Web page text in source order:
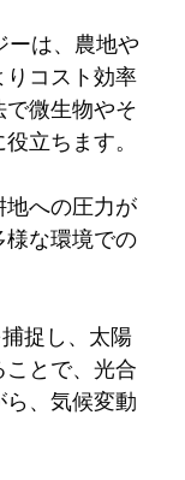
ーは、農地や
コスト効率
微生物やそ
立ちます。
への圧力が
な環境での
捉し、太陽
とで、光合
、気候変動